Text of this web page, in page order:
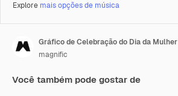
Explore mais opções de música
Gráfico de Celebração do Dia da Mulher
magnific
Você também pode gostar de